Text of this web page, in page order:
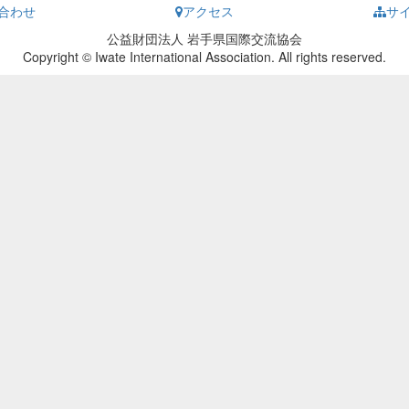
わせ アクセス サ
公益財団法人 岩手県国際交流協会
Copyright © Iwate International Association. All rights reserved.